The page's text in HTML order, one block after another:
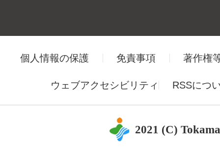
個人情報の保護 免責事項 著作権
ウェブアクセシビリティ RSSにつ
2021 (C)